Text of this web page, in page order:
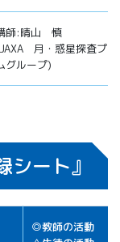
師:晴山 慎
月・惑星探査プロ
グループ)
シート』
◎教師の活動